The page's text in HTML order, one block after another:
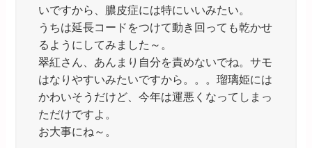
いですから、膿皮症には特にいいみたい。
うちは延長コードをつけて動き回っても乾かせ
るようにしてみました～。
翠紅さん、あんまり自分を責めないでね。サモ
はなりやすいみたいですから。。。瑠璃姫には
かわいそうだけど、今年は運悪くなってしまっ
ただけですよ。
お大事にね～。